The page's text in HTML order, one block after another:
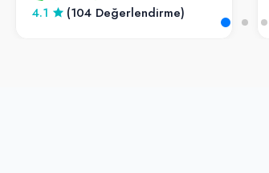
4.1
(104 Değerlendirme)